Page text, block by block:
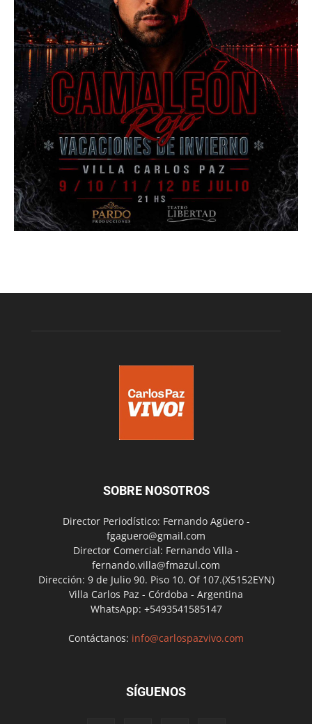
SOBRE NOSOTROS
Director Periodístico: Fernando Agüero -
fgaguero@gmail.com
Director Comercial: Fernando Villa -
fernando.villa@fmazul.com
Dirección: 9 de Julio 90. Piso 10. Of 107.(X5152EYN)
Villa Carlos Paz - Córdoba - Argentina
WhatsApp: +5493541585147
Contáctanos: info@carlospazvivo.com
SÍGUENOS